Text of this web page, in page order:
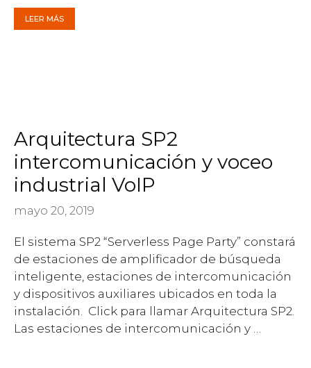
LEER MÁS
Arquitectura SP2
intercomunicación y voceo
industrial VoIP
mayo 20, 2019
El sistema SP2 “Serverless Page Party” constará
de estaciones de amplificador de búsqueda
inteligente, estaciones de intercomunicación
y dispositivos auxiliares ubicados en toda la
instalación. Click para llamar Arquitectura SP2.
Las estaciones de intercomunicación y …